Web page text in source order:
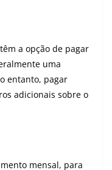
a opção de pagar
uma
entanto, pagar
adicionais sobre o
mensal, para